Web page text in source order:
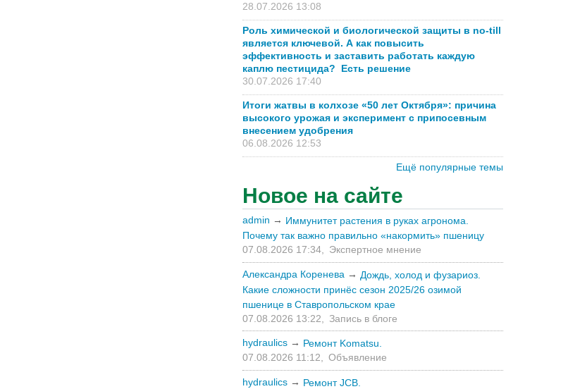
28.07.2026 13:08
Роль химической и биологической защиты в no-till
является ключевой. А как повысить
эффективность и заставить работать каждую
каплю пестицида? Есть решение
30.07.2026 17:40
Итоги жатвы в колхозе «50 лет Октября»: причина
высокого урожая и эксперимент с припосевным
внесением удобрения
06.08.2026 12:53
Ещё популярные темы
Новое на сайте
admin → Иммунитет растения в руках агронома.
Почему так важно правильно «накормить» пшеницу
07.08.2026 17:34,
Экспертное мнение
Александра Коренева → Дождь, холод и фузариоз.
Какие сложности принёс сезон 2025/26 озимой
пшенице в Ставропольском крае
07.08.2026 13:22,
Запись в блоге
hydraulics → Ремонт Komatsu.
07.08.2026 11:12,
Объявление
hydraulics → Ремонт JCB.